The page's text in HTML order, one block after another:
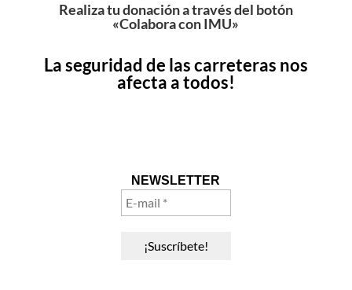
Realiza tu donación a través del botón
«Colabora con IMU»
La seguridad de las carreteras nos
afecta a todos!
NEWSLETTER